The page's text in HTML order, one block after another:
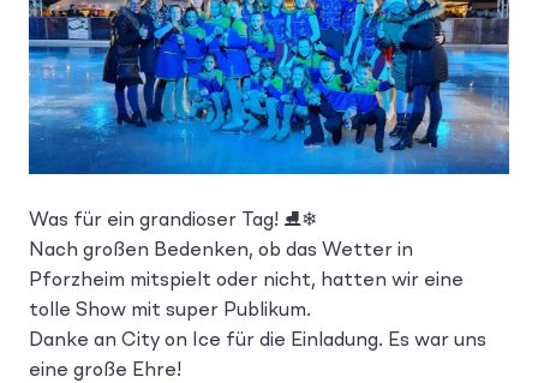
Was für ein grandioser Tag! ⛸❄
Nach großen Bedenken, ob das Wetter in
Pforzheim mitspielt oder nicht, hatten wir eine
tolle Show mit super Publikum.
Danke an City on Ice für die Einladung. Es war uns
eine große Ehre!